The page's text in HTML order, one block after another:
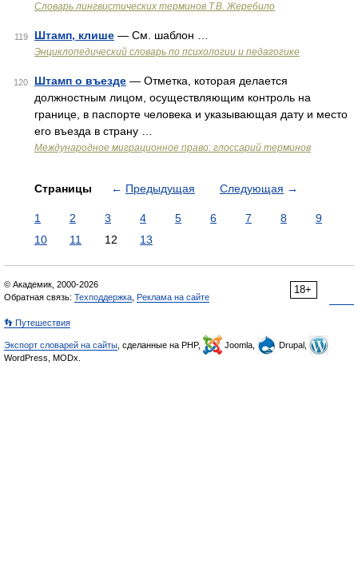
Словарь лингвистических терминов Т.В. Жеребило
119 Штамп, клише — См. шаблон …
Энциклопедический словарь по психологии и педагогике
120 Штамп о въезде — Отметка, которая делается
должностным лицом, осуществляющим контроль на
границе, в паспорте человека и указывающая дату и место
его въезда в страну …
Международное миграционное право: глоссарий терминов
Страницы ← Предыдущая Следующая →
1 2 3 4 5 6 7 8
9
10
11 12 13
18+
© Академик, 2000-2026
Обратная связь: Техподдержка Реклама на сайте
👣 Путешествия
Экспорт словарей на сайты , сделанные на PHP, Joomla,
Drupal,
WordPress, MODx.